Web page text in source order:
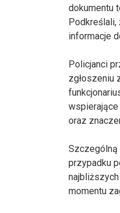
dokumentu
Podkreślali,
informacje
Policjanci
zgłoszeniu
oraz
Szczególną
przypadku
momentu